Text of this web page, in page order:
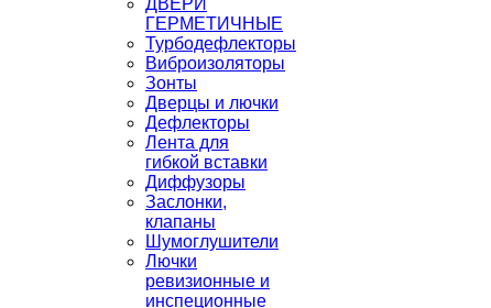
ДВЕРИ
ГЕРМЕТИЧНЫЕ
Турбодефлекторы
Виброизоляторы
Зонты
Дверцы и лючки
Дефлекторы
Лента для
гибкой вставки
Диффузоры
Заслонки,
клапаны
Шумоглушители
Лючки
ревизионные и
инспеционные